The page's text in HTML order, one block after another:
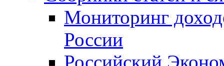
Мониторинг
России
Российский